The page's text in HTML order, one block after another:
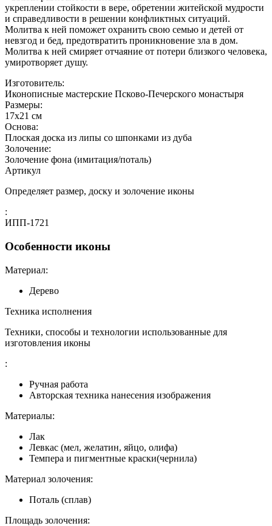
укреплении стойкости в вере, обретении житейской мудрости
и справедливости в решении конфликтных ситуаций.
Молитва к ней поможет охранить свою семью и детей от
невзгод и бед, предотвратить проникновение зла в дом.
Молитва к ней смиряет отчаяние от потери близкого человека,
умиротворяет душу.
Изготовитель:
Иконописные мастерские Псково-Печерского монастыря
Размеры:
17х21 см
Основа:
Плоская доска из липы со шпонками из дуба
Золочение:
Золочение фона (имитация/поталь)
Артикул
Определяет размер, доску и золочение иконы
:
ИПП-1721
Особенности иконы
Материал:
Дерево
Техника исполнения
Техники, способы и технологии использованные для
изготовления иконы
:
Ручная работа
Авторская техника нанесения изображения
Материалы:
Лак
Левкас (мел, желатин, яйцо, олифа)
Темпера и пигментные краски(чернила)
Материал золочения:
Поталь (сплав)
Площадь золочения: